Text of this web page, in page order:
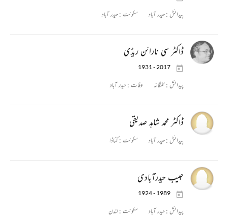
پیدائش :حیدر آباد سکونت :حیدر آباد
ڈاکٹر سی نارائن ریڈی
1931 - 2017
پیدائش :تلنگانہ وفات :حیدر آباد
ڈاکٹر محمد شاہد صدیقی
پیدائش :حیدر آباد سکونت :کناڈا
حبیب حیدرآبادی
1924 - 1989
پیدائش :حیدر آباد سکونت : لندن